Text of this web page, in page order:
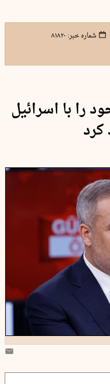
شماره خبر: ۸۱۸۲۰
را با اسرائیل